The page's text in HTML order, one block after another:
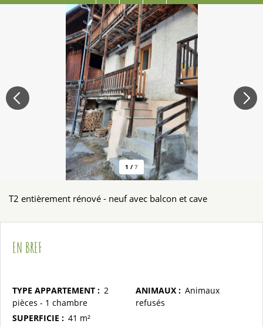
1 / 7
T2 entièrement rénové - neuf avec balcon et cave
EN BREF
TYPE APPARTEMENT : 2
pièces - 1 chambre
SUPERFICIE : 41 m²
ANIMAUX : Animaux
refusés